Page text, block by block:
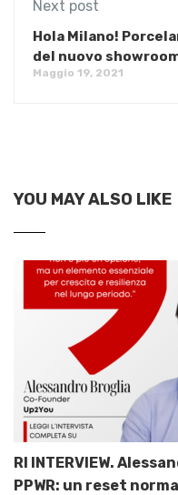
Next post
Hola Milano!
del nuovo
Maggio 19, 2021
YOU MAY ALSO LIKE
RI INTERVIEW.
PPWR: un reset